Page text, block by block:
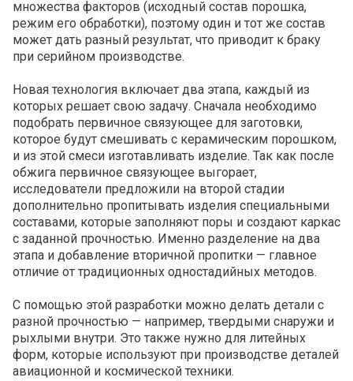
множества факторов (исходный состав порошка,
режим его обработки), поэтому один и тот же состав
может дать разный результат, что приводит к браку
при серийном производстве.
Новая технология включает два этапа, каждый из
которых решает свою задачу. Сначала необходимо
подобрать первичное связующее для заготовки,
которое будут смешивать с керамическим порошком,
и из этой смеси изготавливать изделие. Так как после
обжига первичное связующее выгорает,
исследователи предложили на второй стадии
дополнительно пропитывать изделия специальными
составами, которые заполняют поры и создают каркас
с заданной прочностью. Именно разделение на два
этапа и добавление вторичной пропитки — главное
отличие от традиционных одностадийных методов.
С помощью этой разработки можно делать детали с
разной прочностью — например, твердыми снаружи и
рыхлыми внутри. Это также нужно для литейных
форм, которые используют при производстве деталей
авиационной и космической техники.